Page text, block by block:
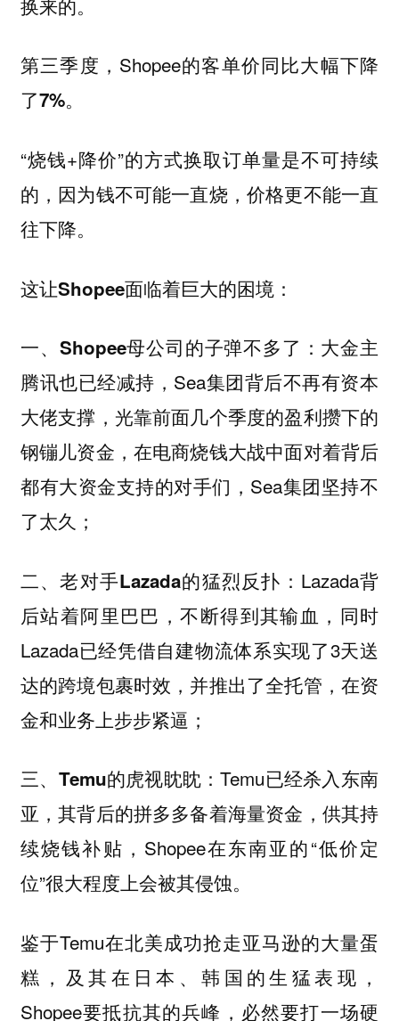
第三季度，Shopee的客单价同比大幅下降
了7%。
“烧钱+降价”的方式换取订单量是不可持续
的，因为钱不可能一直烧，价格更不能一直
往下降。
这让Shopee面临着巨大的困境：
一、Shopee母公司的子弹不多了： 大金主
腾讯也已经减持，Sea集团背后不再有资本
大佬支撑，光靠前面几个季度的盈利攒下的
钢镚儿资金，在电商烧钱大战中面对着背后
都有大资金支持的对手们，Sea集团坚持不
了太久；
二、老对手Lazada的猛烈反扑： Lazada背
后站着阿里巴巴，不断得到其输血，同时
Lazada已经凭借自建物流体系实现了3天送
达的跨境包裹时效，并推出了全托管，在资
金和业务上步步紧逼；
三、Temu的虎视眈眈：Temu已经杀入东南
亚，其背后的拼多多备着海量资金，供其持
续烧钱补贴，Shopee在东南亚的“低价定
位”很大程度上会被其侵蚀。
鉴于Temu在北美成功抢走亚马逊的大量蛋
糕，及其在日本、韩国的生猛表现，
Shopee要抵抗其的兵峰，必然要打一场硬